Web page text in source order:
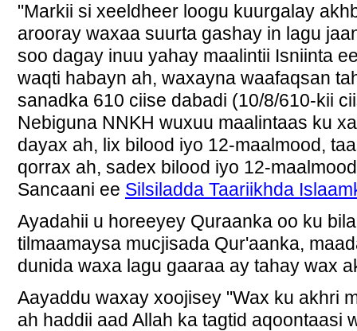
"Markii si xeeldheer loogu kuurgalay
arooray waxaa suurta gashay in lagu
soo dagay inuu yahay maalintii Isniinta
waqti habayn ah, waxayna waafaqsan
sanadka 610 ciise dabadi (10/8/610-kii
Nebiguna NNKH wuxuu maalintaas ku
dayax ah, lix bilood iyo 12-maalmood,
qorrax ah, sadex bilood iyo 12-
Sancaani ee Silsiladda Taariikhda
Ayadahii u horeeyey Quraanka oo ku
tilmaamaysa mucjisada Qur'aanka,
dunida waxa lagu gaaraa ay tahay wax
Aayaddu waxay xoojisey "Wax ku akhri
ah haddii aad Allah ka tagtid aqoontaasi